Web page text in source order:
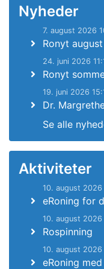
Nyheder
7. august 2026
Ronyt
24. juni 2026
Ronyt
19. juni 2026
Dr.
Se alle
Aktiviteter
10. august
eRoning for
10. august 2026
Rospinning
10. august 2026
eRoning